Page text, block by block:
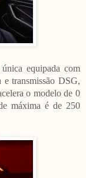
equipada com
transmissão DSG,
o modelo de 0
máxima é de 250